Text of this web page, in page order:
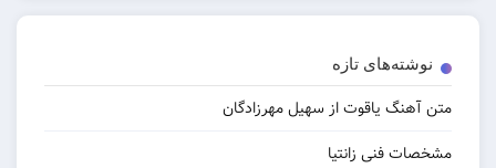
نوشته‌های تازه
متن آهنگ یاقوت از سهیل مهرزادگان
مشخصات فنی زانتیا